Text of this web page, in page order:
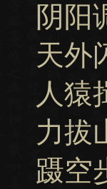
阴阳
天外
人猿
力拔
蹑空